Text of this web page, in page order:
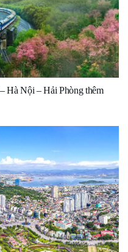
Hà Nội – Hải Phòng thêm